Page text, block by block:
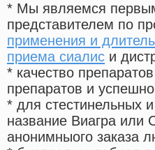
* Мы являемся
представителем по
применения и
приема сиалис и
* качество
препаратов и
* для стестинельных
название Виагра или
анонимныого заказа